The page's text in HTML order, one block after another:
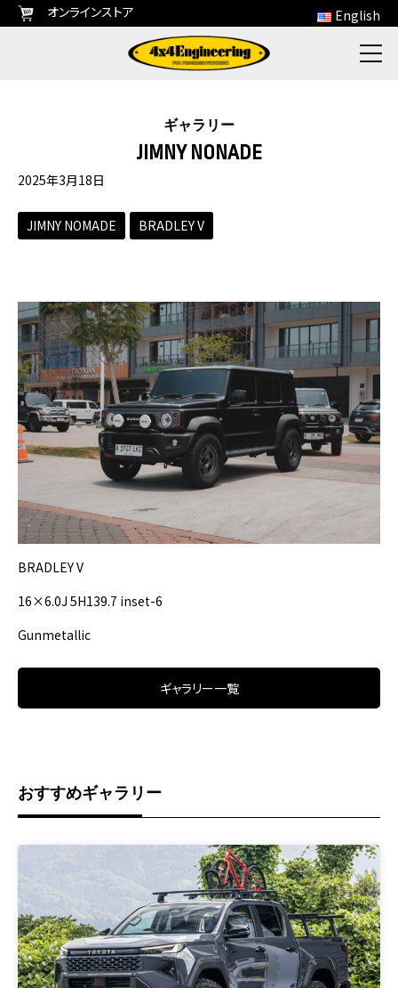
オンラインストア English
ギャラリー
JIMNY NONADE
2025年3月18日
JIMNY NOMADE BRADLEY V
BRADLEY V
16×6.0J 5H139.7 inset-6
Gunmetallic
ギャラリー一覧
おすすめギャラリー